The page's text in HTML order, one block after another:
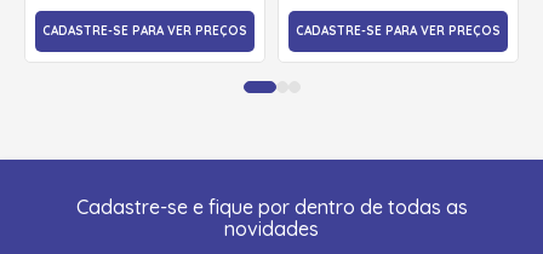
CADASTRE-SE PARA VER PREÇOS CADASTRE-SE PARA VER PREÇOS
Cadastre-se e fique por dentro de todas as
novidades